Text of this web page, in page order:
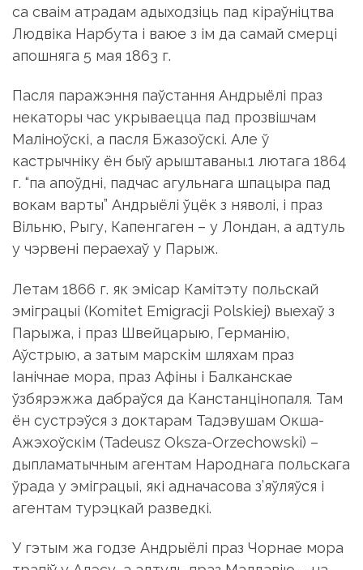
са сваім атрадам адыходзіць пад кіраўніцтва
Людвіка Нарбута і ваюе з ім да самай смерці
апошняга 5 мая 1863 г.
Пасля паражэння паўстання Андрыёлі праз
некаторы час укрываецца пад прозвішчам
Маліноўскі, а пасля Бжазоўскі. Але ў
кастрычніку ён быў арыштаваны.1 лютага 1864
г. “па апоўдні, падчас агульнага шпацыра пад
вокам варты” Андрыёлі ўцёк з няволі, і праз
Вільню, Рыгу, Капенгаген – у Лондан, а адтуль
у чэрвені пераехаў у Парыж.
Летам 1866 г. як эмісар Камітэту польскай
эміграцыі (Komitet Emigracji Polskiej) выехаў з
Парыжа, і праз Швейцарыю, Германію,
Аўстрыю, а затым марскім шляхам праз
Іанічнае мора, праз Афіны і Балканскае
ўзбярэжжа дабраўся да Канстанцінопаля. Там
ён сустрэўся з доктарам Тадэвушам Окша-
Ажэхоўскім (Tadeusz Oksza-Orzechowski) –
дыпламатычным агентам Народнага польскага
ўрада у эміграцыі, які адначасова з’яўляўся і
агентам турэцкай разведкі.
У гэтым жа годзе Андрыёлі праз Чорнае мора